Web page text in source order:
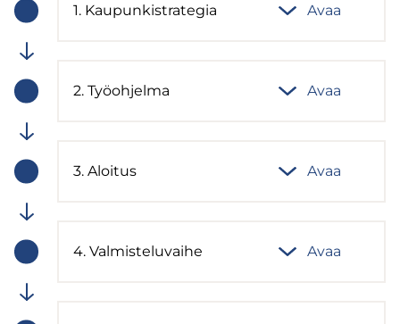
1. Kau­pun­ki­stra­te­gia
Vaiheen
Avaa
2. Työ­oh­jel­ma
Vaiheen
Avaa
3. Aloi­tus
Vaiheen
Avaa
4. Val­mis­te­lu­vai­he
Vaiheen
Avaa